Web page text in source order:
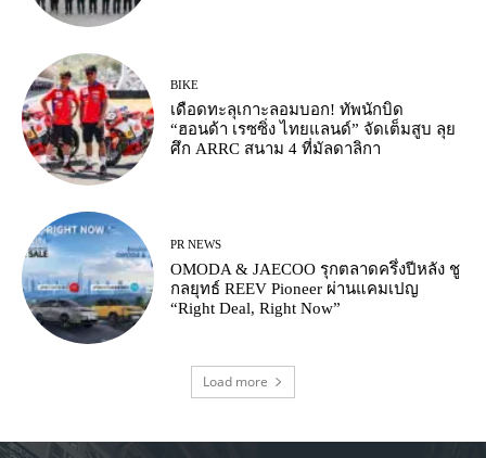
BIKE
เดือดทะลุเกาะลอมบอก! ทัพนักบิด
“ฮอนด้า เรซซิ่ง ไทยแลนด์” จัดเต็มสูบ ลุย
ศึก ARRC สนาม 4 ที่มัลดาลิกา
PR NEWS
OMODA & JAECOO รุกตลาดครึ่งปีหลัง ชู
กลยุทธ์ REEV Pioneer ผ่านแคมเปญ
“Right Deal, Right Now”
Load more